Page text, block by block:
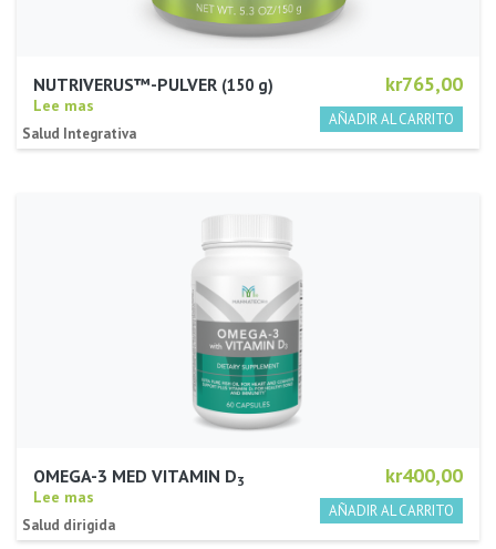
kr765,00
NUTRIVERUS™-PULVER 150 g
Lee mas
Salud Integrativa
kr400,00
OMEGA-3 MED VITAMIN D3
Lee mas
Salud dirigida